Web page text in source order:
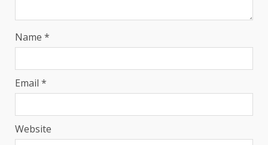
Name *
Email *
Website